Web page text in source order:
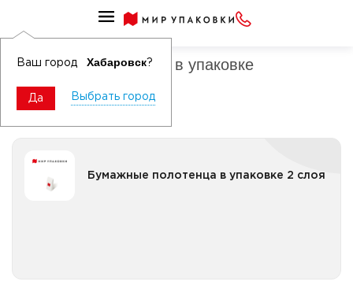
Ваш город Хабаровск?
Да Выбрать город
Бумажные полотенца в упаковке
Бумажные полотенца в упаковке 2 слоя